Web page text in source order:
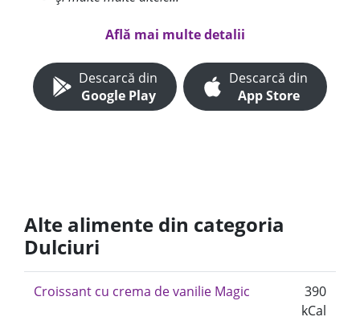
Află mai multe detalii
Descarcă din
Google Play
Descarcă din
App Store
Alte alimente din categoria
Dulciuri
Croissant cu crema de vanilie Magic
390
kCal